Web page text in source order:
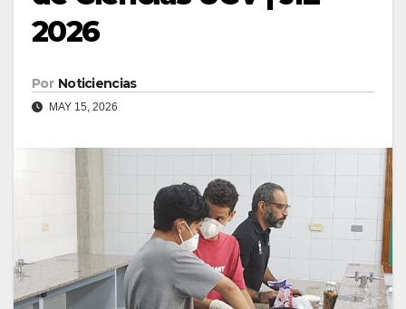
2026
Por Noticiencias
MAY 15, 2026